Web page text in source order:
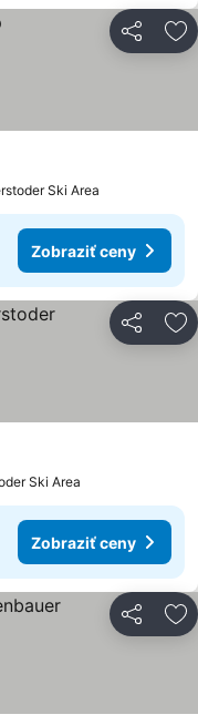
Zdieľať
Ski Area
Zobraziť ceny
Zdieľať
Ski Area
Zobraziť ceny
Zdieľať